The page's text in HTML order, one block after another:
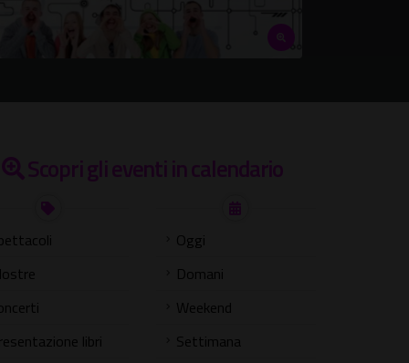
Scopri gli eventi in calendario
libri
Oggi
Domani
Weekend
Settimana